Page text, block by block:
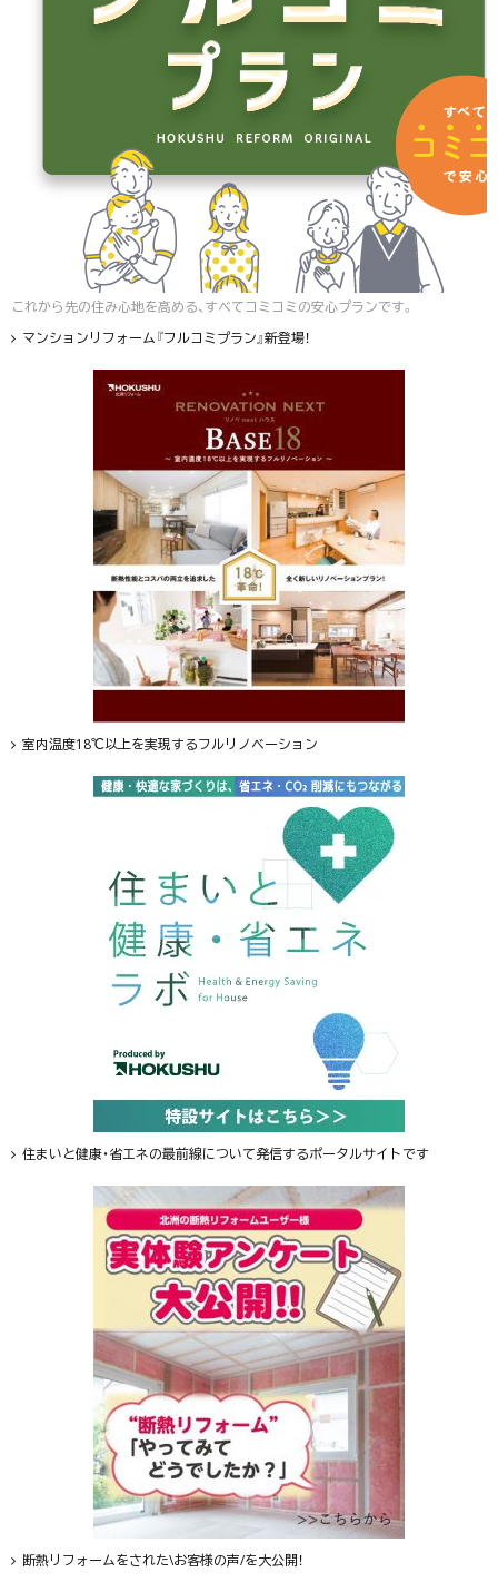
これから先の住み心地を高める、すべてコミコミの安心プランです。
マンションリフォーム『フルコミプラン』新登場！
室内温度18℃以上を実現するフルリノベーション
住まいと健康・省エネの最前線について発信するポータルサイトです
断熱リフォームをされた\お客様の声/を大公開！